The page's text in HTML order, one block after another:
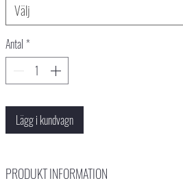
Välj
Antal *
Lägg i kundvagn
PRODUKT INFORMATION